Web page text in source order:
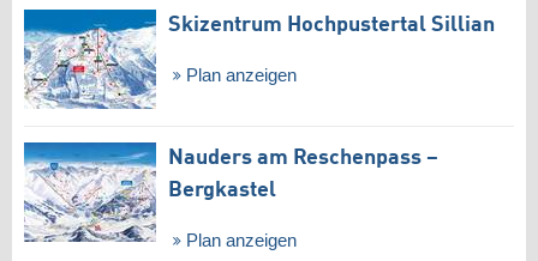
Skizentrum Hochpustertal Sillian
Plan anzeigen
Nauders am Reschenpass –
Bergkastel
Plan anzeigen